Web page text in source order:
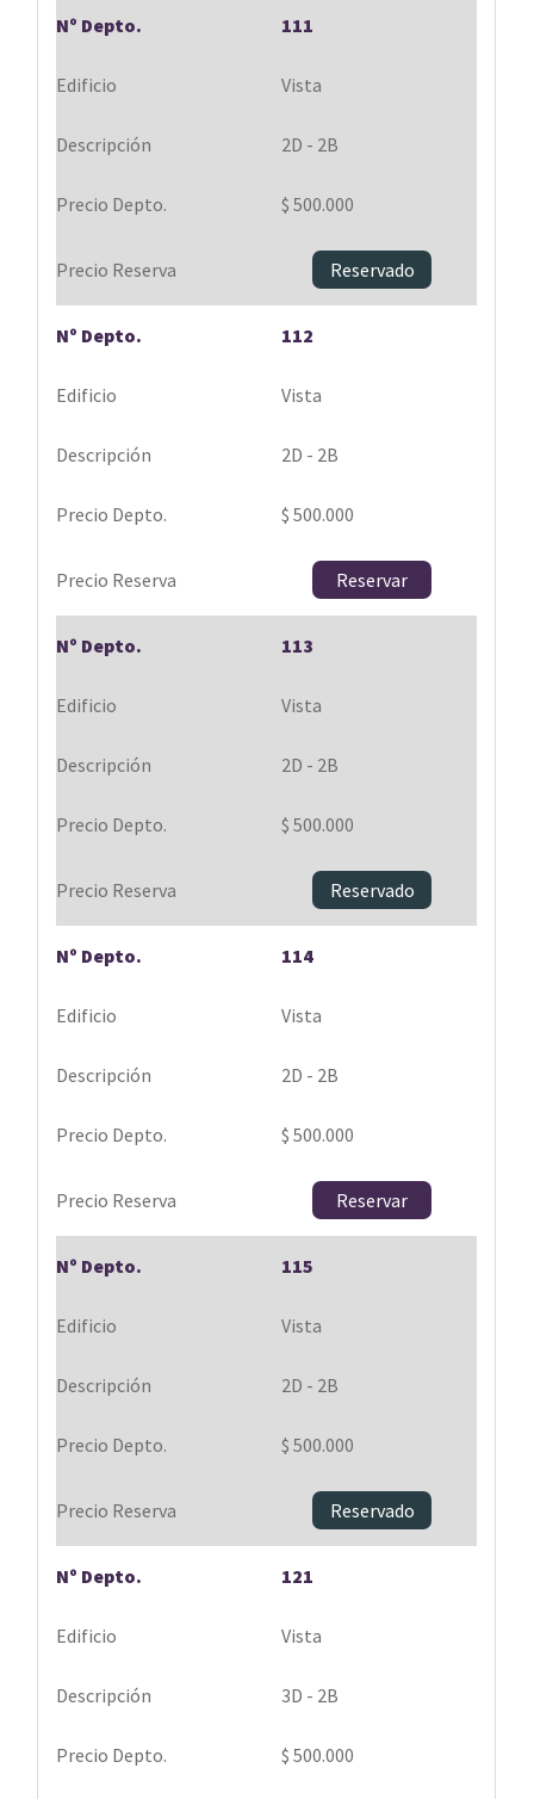
111
Vista
2D - 2B
$ 500.000
Reservado
112
Vista
2D - 2B
$ 500.000
Reservar
113
Vista
2D - 2B
$ 500.000
Reservado
114
Vista
2D - 2B
$ 500.000
Reservar
115
Vista
2D - 2B
$ 500.000
Reservado
121
Vista
3D - 2B
$ 500.000